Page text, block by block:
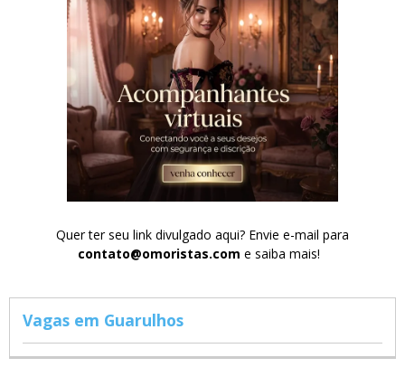
Quer ter seu link divulgado aqui? Envie e-mail para
contato@omoristas.com e saiba mais!
Vagas em Guarulhos